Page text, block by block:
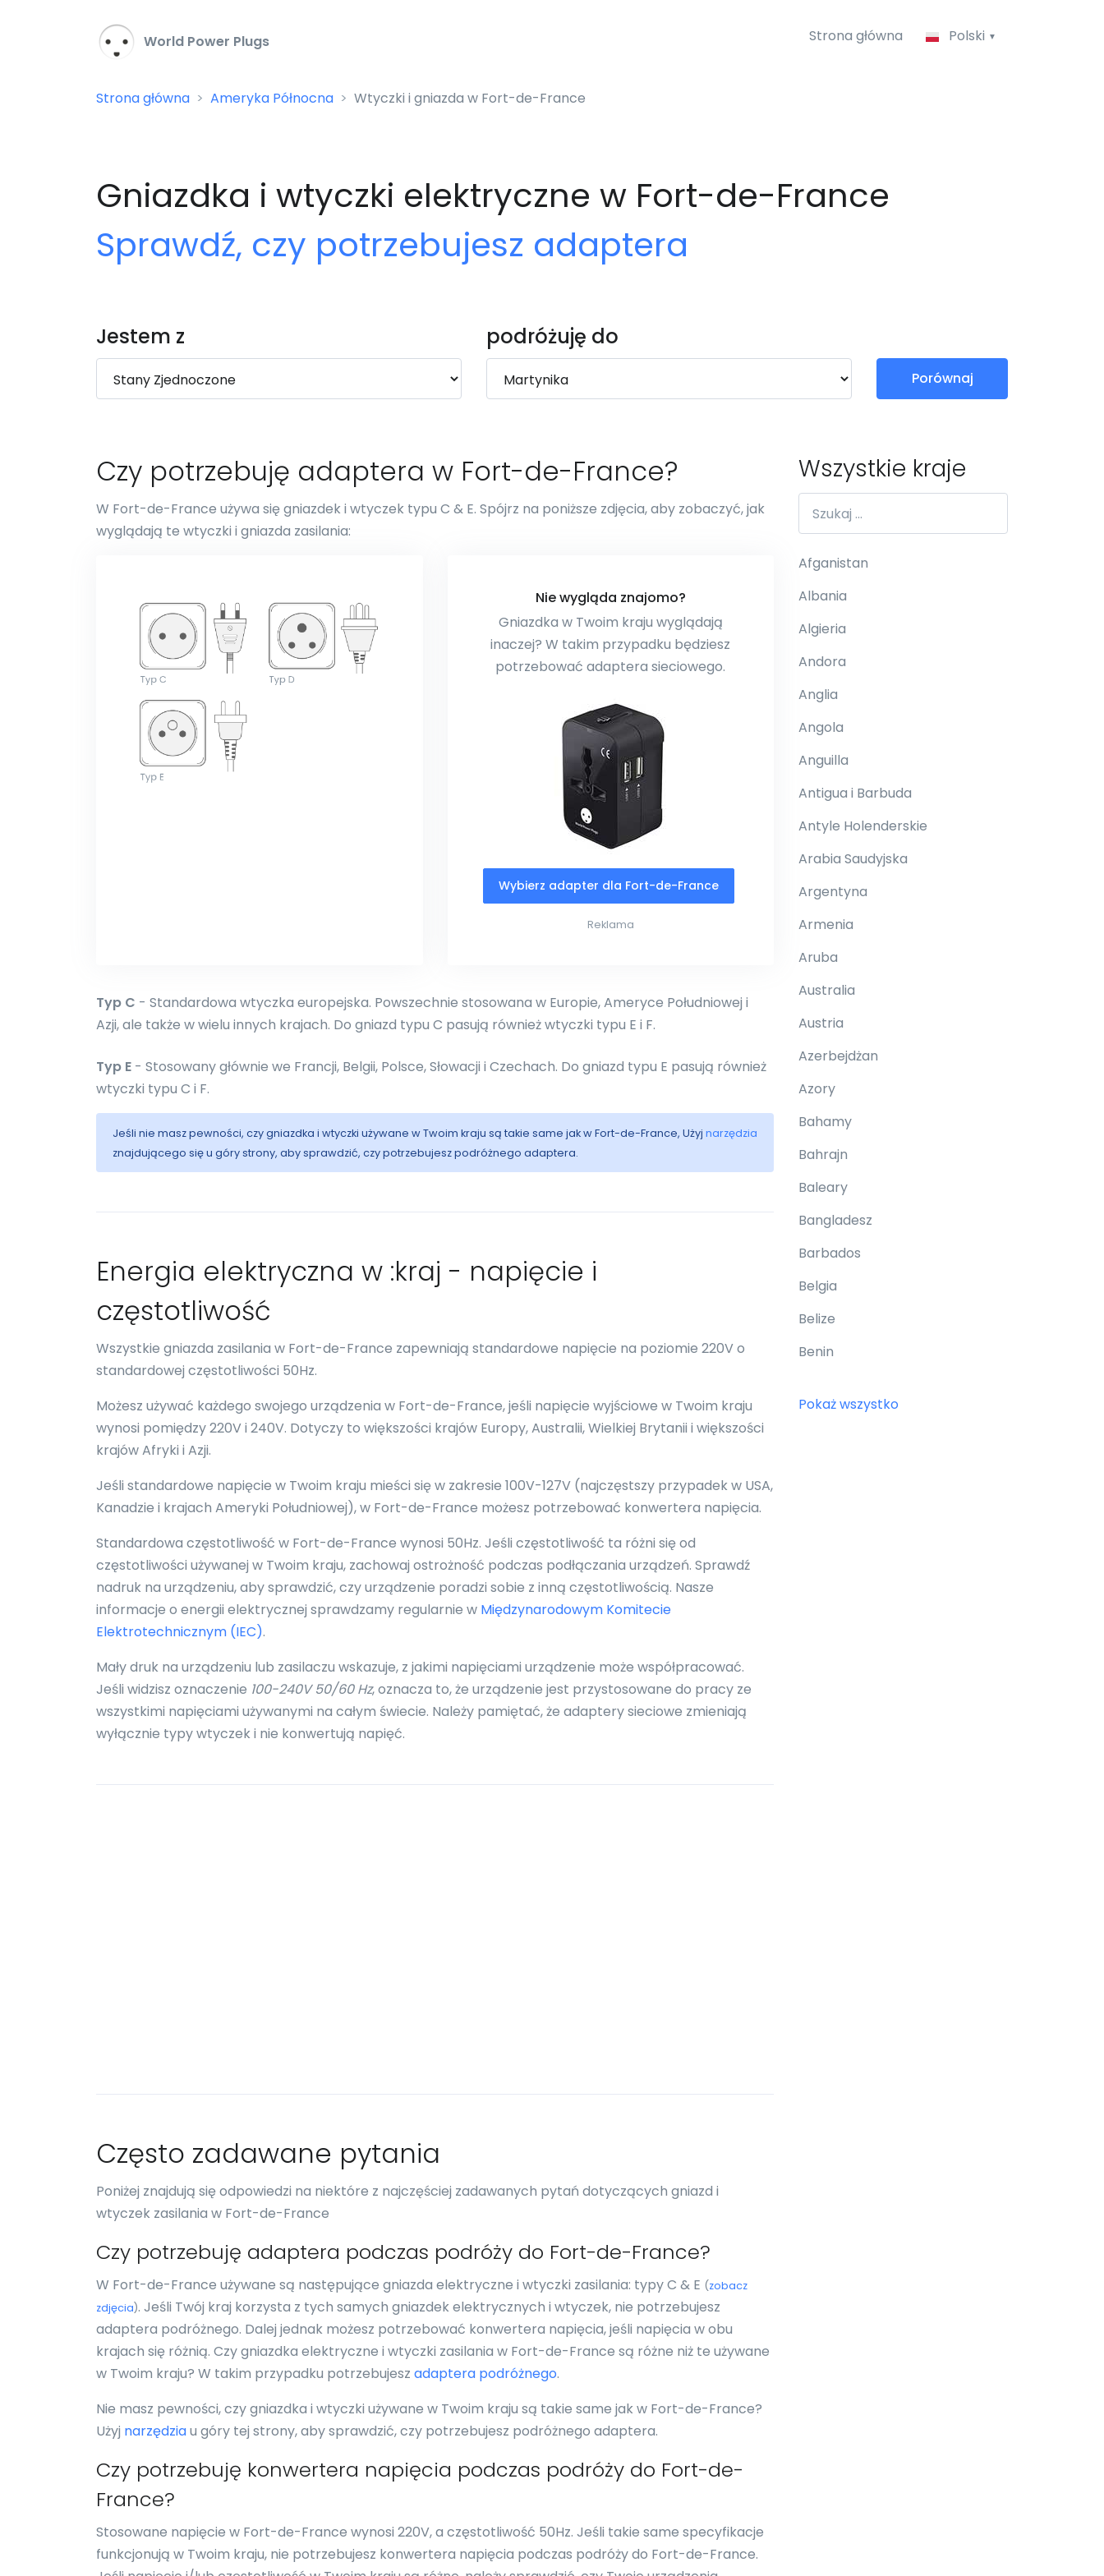
World Power Plugs Strona główna Polski
Strona główna Ameryka Północna Wtyczki i gniazda w Fort-de-France
Gniazdka i wtyczki elektryczne w Fort-de-France
Sprawdź, czy potrzebujesz adaptera
Jestem z podróżuję do
Porównaj
Czy potrzebuję adaptera w Fort-de-France?
W Fort-de-France używa się gniazdek i wtyczek typu C & E. Spójrz na poniższe zdjęcia, aby zobaczyć, jak
wyglądają te wtyczki i gniazda zasilania:
Nie wygląda znajomo?
Gniazdka w Twoim kraju wyglądają
inaczej? W takim przypadku będziesz
potrzebować adaptera sieciowego.
Wybierz adapter dla Fort-de-France
Reklama
Typ C - Standardowa wtyczka europejska. Powszechnie stosowana w Europie, Ameryce Południowej i
Azji, ale także w wielu innych krajach. Do gniazd typu C pasują również wtyczki typu E i F.
Typ E - Stosowany głównie we Francji, Belgii, Polsce, Słowacji i Czechach. Do gniazd typu E pasują również
wtyczki typu C i F.
Jeśli nie masz pewności, czy gniazdka i wtyczki używane w Twoim kraju są takie same jak w Fort-de-France, Użyj narzędzia
znajdującego się u góry strony, aby sprawdzić, czy potrzebujesz podróżnego adaptera.
Energia elektryczna w :kraj - napięcie i
częstotliwość
Wszystkie gniazda zasilania w Fort-de-France zapewniają standardowe napięcie na poziomie 220V o
standardowej częstotliwości 50Hz.
Możesz używać każdego swojego urządzenia w Fort-de-France, jeśli napięcie wyjściowe w Twoim kraju
wynosi pomiędzy 220V i 240V. Dotyczy to większości krajów Europy, Australii, Wielkiej Brytanii i większości
krajów Afryki i Azji.
Jeśli standardowe napięcie w Twoim kraju mieści się w zakresie 100V-127V (najczęstszy przypadek w USA,
Kanadzie i krajach Ameryki Południowej), w Fort-de-France możesz potrzebować konwertera napięcia.
Standardowa częstotliwość w Fort-de-France wynosi 50Hz. Jeśli częstotliwość ta różni się od
częstotliwości używanej w Twoim kraju, zachowaj ostrożność podczas podłączania urządzeń. Sprawdź
nadruk na urządzeniu, aby sprawdzić, czy urządzenie poradzi sobie z inną częstotliwością. Nasze
informacje o energii elektrycznej sprawdzamy regularnie w Międzynarodowym Komitecie
Elektrotechnicznym (IEC).
Mały druk na urządzeniu lub zasilaczu wskazuje, z jakimi napięciami urządzenie może współpracować.
Jeśli widzisz oznaczenie 100-240V 50/60 Hz, oznacza to, że urządzenie jest przystosowane do pracy ze
wszystkimi napięciami używanymi na całym świecie. Należy pamiętać, że adaptery sieciowe zmieniają
wyłącznie typy wtyczek i nie konwertują napięć.
Często zadawane pytania
Poniżej znajdują się odpowiedzi na niektóre z najczęściej zadawanych pytań dotyczących gniazd i
wtyczek zasilania w Fort-de-France
Czy potrzebuję adaptera podczas podróży do Fort-de-France?
W Fort-de-France używane są następujące gniazda elektryczne i wtyczki zasilania: typy C & E (zobacz
zdjęcia). Jeśli Twój kraj korzysta z tych samych gniazdek elektrycznych i wtyczek, nie potrzebujesz
adaptera podróżnego. Dalej jednak możesz potrzebować konwertera napięcia, jeśli napięcia w obu
krajach się różnią. Czy gniazdka elektryczne i wtyczki zasilania w Fort-de-France są różne niż te używane
w Twoim kraju? W takim przypadku potrzebujesz adaptera podróżnego.
Nie masz pewności, czy gniazdka i wtyczki używane w Twoim kraju są takie same jak w Fort-de-France?
Użyj narzędziau góry tej strony, aby sprawdzić, czy potrzebujesz podróżnego adaptera.
Czy potrzebuję konwertera napięcia podczas podróży do Fort-de-
France?
Stosowane napięcie w Fort-de-France wynosi 220V, a częstotliwość 50Hz. Jeśli takie same specyfikacje
funkcjonują w Twoim kraju, nie potrzebujesz konwertera napięcia podczas podróży do Fort-de-France.
Wszystkie kraje
Afganistan
Albania
Algieria
Andora
Anglia
Angola
Anguilla
Antigua i Barbuda
Antyle Holenderskie
Arabia Saudyjska
Argentyna
Armenia
Aruba
Australia
Austria
Azerbejdżan
Azory
Bahamy
Bahrajn
Baleary
Bangladesz
Barbados
Belgia
Belize
Benin
Pokaż wszystko